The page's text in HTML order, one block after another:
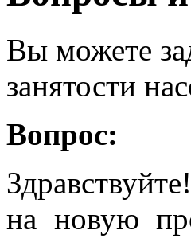
Вы можете
занятости
Вопрос:
на новую